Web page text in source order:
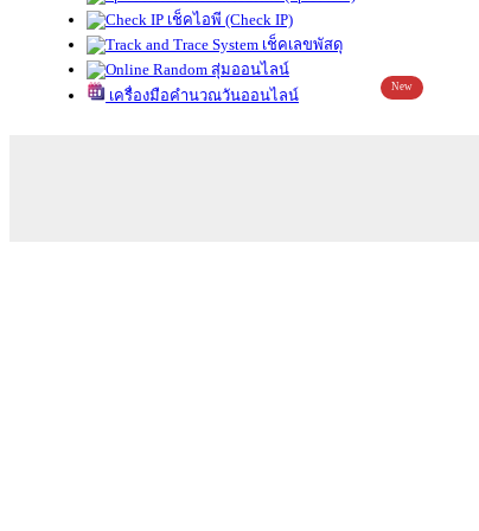
เช็คไอพี (Check IP)
เช็คเลขพัสดุ
สุ่มออนไลน์
เครื่องมือคำนวณวันออนไลน์
New